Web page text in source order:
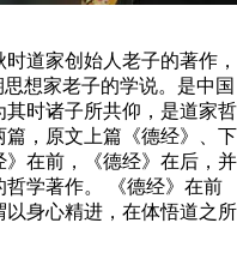
道家创始人老子的著作，
想家老子的学说。是中国
时诸子所共仰，是道家哲
，原文上篇《德经》、下
在前，《德经》在后，并
学著作。 《德经》在前
身心精进，在体悟道之所